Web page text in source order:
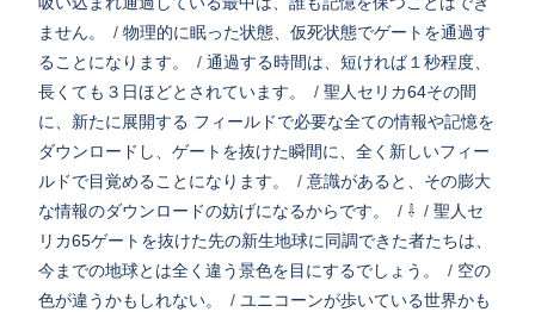
ません。
/ 物理的に眠った状態、仮死状態でゲートを通過す
ることになります。
/ 通過する時間は、短ければ１秒程度、
長くても３日ほどとされています。
/ 聖人セリカ64その間
に、新たに展開する フィールドで必要な全ての情報や記憶を
ダウンロードし、ゲートを抜けた瞬間に、全く新しいフィー
ルドで目覚めることになります。
/ 意識があると、その膨大
な情報のダウンロードの妨げになるからです。
/ ⇩ / 聖人セ
リカ65ゲートを抜けた先の新生地球に同調できた者たちは、
今までの地球とは全く違う景色を目にするでしょう。
/ 空の
色が違うかもしれない。
/ ユニコーンが歩いている世界かも